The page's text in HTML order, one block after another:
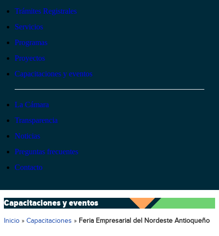
Trámites Registrales
Servicios
Programas
Proyectos
Capacitaciones y eventos
La Cámara
Transparencia
Noticias
Preguntas frecuentes
Contacto
Capacitaciones y eventos
Inicio » Capacitaciones » Feria Empresarial del Nordeste Antioqueño